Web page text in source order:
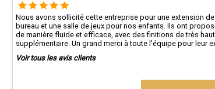
Nous avons sollicité cette entreprise pour une extension
bureau et une salle de jeux pour nos enfants. Ils ont
de manière fluide et efficace, avec des finitions de très
supplémentaire. Un grand merci à toute l'équipe pour leur
Voir tous les avis clients